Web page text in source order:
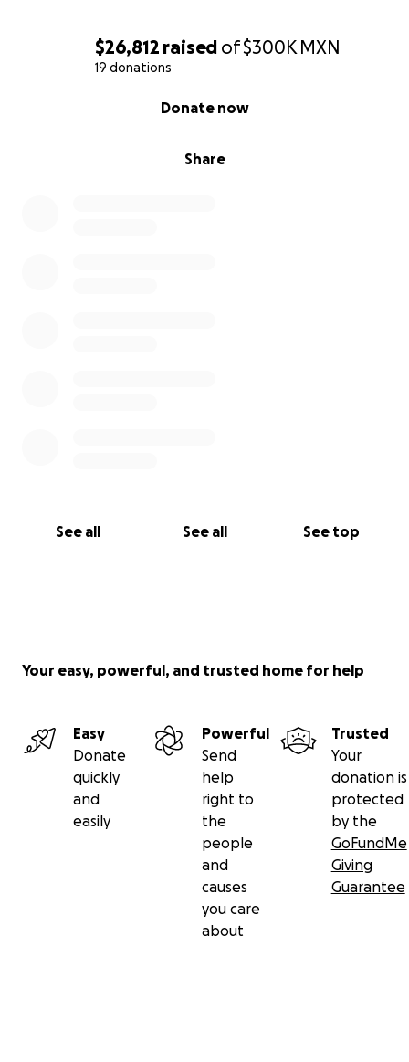
$26,812 raised of$300K MXN
19 donations
Share
Donate now
See all See all See top
esta campaña con personas que valoran a quienes
dieron su vida por la educación de México.
Gracias por ser parte de esta cadena de apoyo.
Your easy, powerful, and trusted home for help
Easy
Donate
quickly
and
easily
Powerful
Send
help
right to
the
people
and
causes
you care
about
Trusted
Your
donation is
protected
by the
GoFundMe
Giving
Guarantee